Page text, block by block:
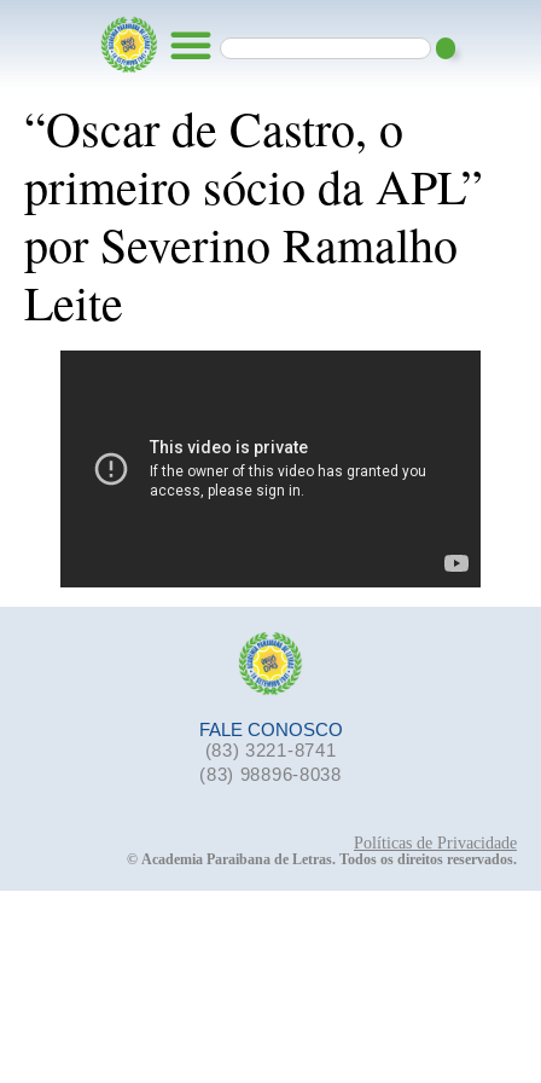
“Oscar de Castro, o
primeiro sócio da APL”
por Severino Ramalho
Leite
FALE CONOSCO
(83) 3221-8741
(83) 98896-8038
Políticas de Privacidade
© Academia Paraibana de Letras. Todos os direitos reservados.